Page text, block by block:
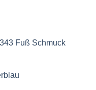
Fuß Schmuck